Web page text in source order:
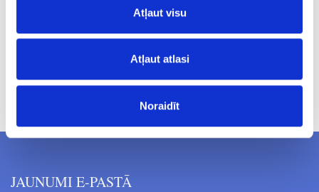
Atļaut visu
Atļaut atlasi
Noraidīt
Cenas norādītas bez PVN. Cenas var tikt mainītas bez iepriekšēja
JAUNUMI E-PASTĀ